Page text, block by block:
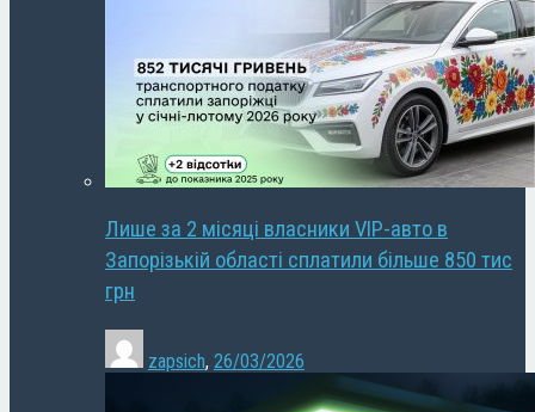
Лише за 2 місяці власники VIP-авто в
Запорізькій області сплатили більше 850 тис
грн
zapsich, 26/03/2026